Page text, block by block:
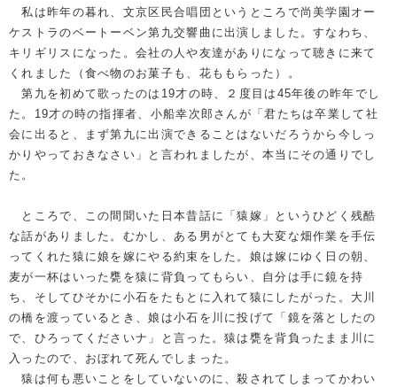
私は昨年の暮れ、文京区民合唱団というところで尚美学園オー
ケストラのベートーベン第九交響曲に出演しました。すなわち、
キリギリスになった。会社の人や友達がありになって聴きに来て
くれました（食べ物のお菓子も、花ももらった）。
第九を初めて歌ったのは19才の時、２度目は45年後の昨年でし
た。19才の時の指揮者、小船幸次郎さんが「君たちは卒業して社
会に出ると、まず第九に出演できることはないだろうから今しっ
かりやっておきなさい」と言われましたが、本当にその通りでし
た。
ところで、この間聞いた日本昔話に「猿嫁」というひどく残酷
な話がありました。むかし、ある男がとても大変な畑作業を手伝
ってくれた猿に娘を嫁にやる約束をした。娘は嫁にゆく日の朝、
麦が一杯はいった甕を猿に背負ってもらい、自分は手に鏡を持
ち、そしてひそかに小石をたもとに入れて猿にしたがった。大川
の橋を渡っているとき、娘は小石を川に投げて「鏡を落としたの
で、ひろってくださいナ」と言った。猿は甕を背負ったまま川に
入ったので、おぼれて死んでしまった。
猿は何も悪いことをしていないのに、殺されてしまってかわい